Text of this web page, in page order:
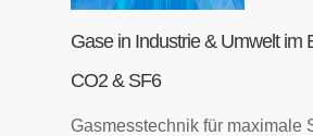
Gase in Industrie & Umwelt im
CO2 & SF6
Gasmesstechnik für maximale